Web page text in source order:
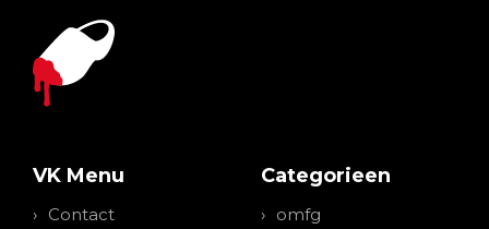
VK Menu
Contact
Categorieen
omfg